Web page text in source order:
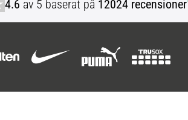
4.6 av 5 baserat på 12024 recensioner